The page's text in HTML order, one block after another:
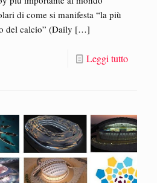
di come si manifesta “la più
del calcio” (Daily […]
Leggi tutto